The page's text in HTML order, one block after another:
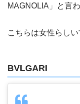
MAGNOLIA」と言
こちらは女性らし
BVLGARI